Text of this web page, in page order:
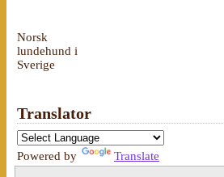
Norsk
lundehund i
Sverige
Translator
Powered by Translate